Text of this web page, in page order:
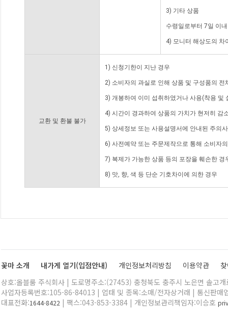
3) 기타 상품
수령일로부터 7일 이
4) 모니터 해상도의 차
교환 및 환불 불가
1) 신청기한이 지난 경우
2) 소비자의 과실로 인해 상품 및 구성품의
3) 개봉하여 이미 섭취하였거나 사용(착용 및
4) 시간이 경과하여 상품의 가치가 현저히 감
5) 상세정보 또는 사용설명서에 안내된 주의
6) 사전예약 또는 주문제작으로 통해 소비자
7) 복제가 가능한 상품 등의 포장을 훼손한 경
8) 맛, 향, 색 등 단순 기호차이에 의한 경우
꽃마 소개 내가게 열기(입점안내) 개인정보처리방침 이용약관
상호:올블룸 주식회사 | 도로명주소:(27453) 충청북도 충주시 노은면 솔고
사업자등록번호:105-86-84013 | 업태 및 종목:소매/전자상거래 | 통신판매
대표전화:1644-8422 | 팩스:043-853-3384 | 개인정보관리책임자:이승호